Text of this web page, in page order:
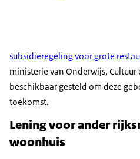
subsidieregeling voor grote
ministerie van Onderwijs,
beschikbaar gesteld om deze
toekomst.
Lening voor ander
woonhuis